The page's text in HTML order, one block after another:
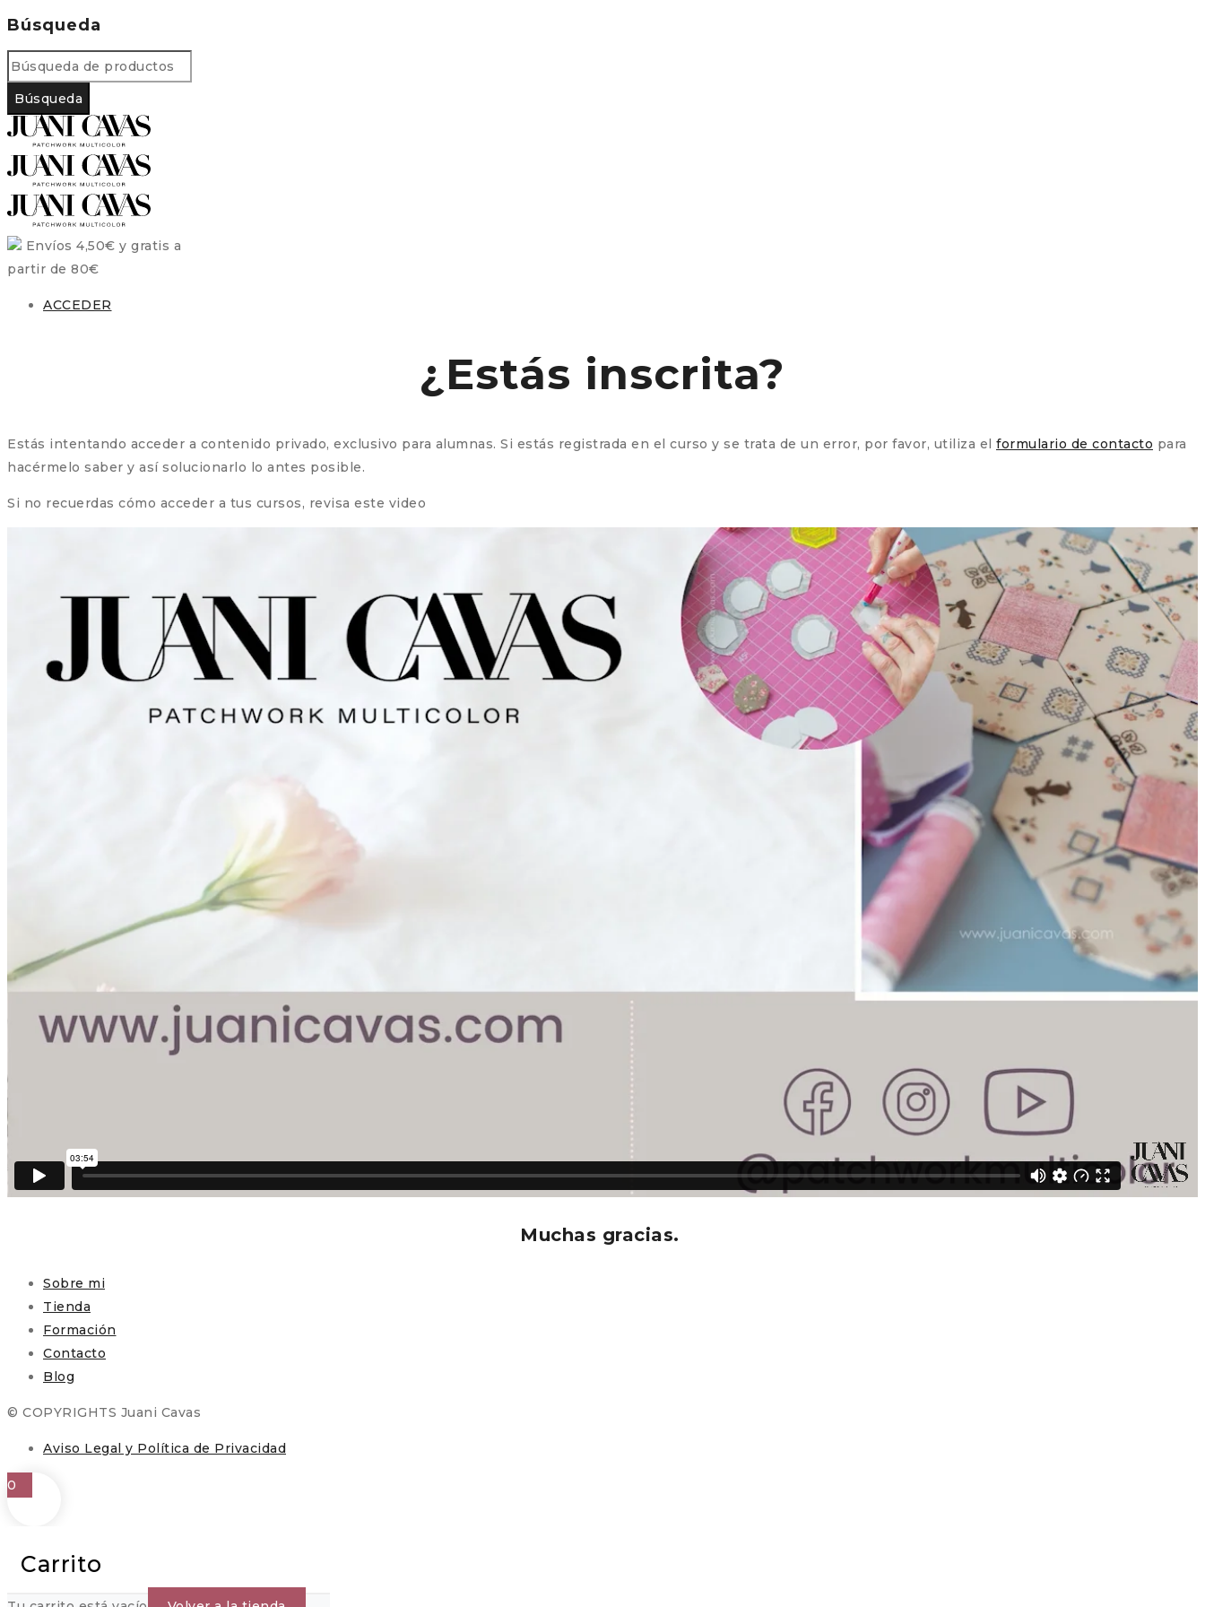
Búsqueda
Envíos 4,50€ y gratis a
partir de 80€
ACCEDER
¿Estás inscrita?
Estás intentando acceder a contenido privado, exclusivo para alumnas. Si estás registrada en el curso y se trata de un error, por favor, utiliza el formulario de contacto para
hacérmelo saber y así solucionarlo lo antes posible.
Si no recuerdas cómo acceder a tus cursos, revisa este video
Muchas gracias.
Sobre mi
Tienda
Formación
Contacto
Blog
© COPYRIGHTS Juani Cavas
Aviso Legal y Política de Privacidad
0
Carrito